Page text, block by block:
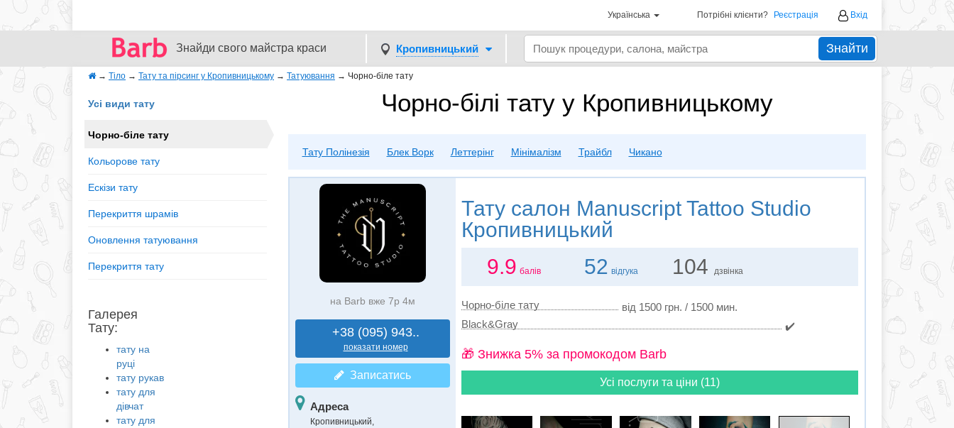
Українська Потрібні клієнти? Реєстрація Вхід
Знайди свого майстра краси Кропивницький Знайти
→ Тіло → Тату та пірсинг у Кропивницькому → Татуювання → Чорно-біле тату
Чорно-білі тату у Кропивницькому
Тату Полінезія Блек Ворк Леттерінг Мінімалізм Трайбл Чикано
Усі види тату
Чорно-біле тату
Кольорове тату
Ескізи тату
Перекриття шрамів
Оновлення татуювання
Перекриття тату
Галерея
Тату:
тату на
руці
тату рукав
тату для
дівчат
тату для
на Barb вже 7р 4м
+38 (095) 943..
показати номер
Записатись
Адреса
Кропивницький,
Тату салон Manuscript Tattoo Studio
Кропивницький
9.9 балів 52 відгука 104 дзвінка
Чорно-біле тату
від 1500 грн. / 1500 мин.
Black&Gray
✔️
🎁 Знижка 5% за промокодом Barb
Усі послуги та ціни (11)